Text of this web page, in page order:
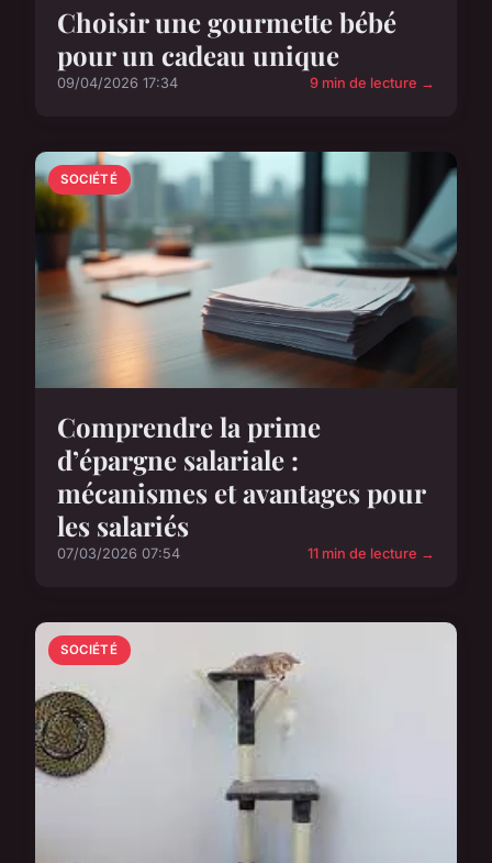
Choisir une gourmette bébé
pour un cadeau unique
09/04/2026 17:34 9 min de lecture →
SOCIÉTÉ
Comprendre la prime
d’épargne salariale :
mécanismes et avantages pour
les salariés
07/03/2026 07:54 11 min de lecture →
SOCIÉTÉ